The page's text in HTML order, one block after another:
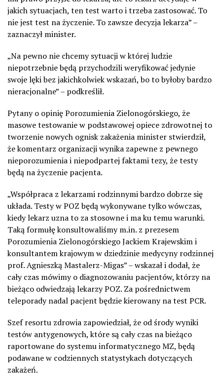
jakich sytuacjach, ten test warto i trzeba zastosować. To
nie jest test na życzenie. To zawsze decyzja lekarza” –
zaznaczył minister.
„Na pewno nie chcemy sytuacji w której ludzie
niepotrzebnie będą przychodzili weryfikować jedynie
swoje lęki bez jakichkolwiek wskazań, bo to byłoby bardzo
nieracjonalne” – podkreślił.
Pytany o opinię Porozumienia Zielonogórskiego, że
masowe testowanie w podstawowej opiece zdrowotnej to
tworzenie nowych ognisk zakażenia minister stwierdził,
że komentarz organizacji wynika zapewne z pewnego
nieporozumienia i niepodpartej faktami tezy, że testy
będą na życzenie pacjenta.
„Współpraca z lekarzami rodzinnymi bardzo dobrze się
układa. Testy w POZ będą wykonywane tylko wówczas,
kiedy lekarz uzna to za stosowne i ma ku temu warunki.
Taką formułę konsultowaliśmy m.in. z prezesem
Porozumienia Zielonogórskiego Jackiem Krajewskim i
konsultantem krajowym w dziedzinie medycyny rodzinnej
prof. Agnieszką Mastalerz-Migas” – wskazał i dodał, że
cały czas mówimy o diagnozowaniu pacjentów, którzy na
bieżąco odwiedzają lekarzy POZ. Za pośrednictwem
teleporady nadal pacjent będzie kierowany na test PCR.
Szef resortu zdrowia zapowiedział, że od środy wyniki
testów antygenowych, które są cały czas na bieżąco
raportowane do systemu informatycznego MZ, będą
podawane w codziennych statystykach dotyczących
zakażeń.